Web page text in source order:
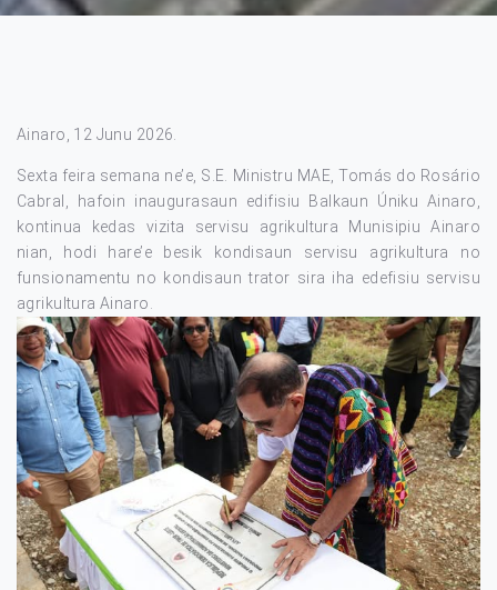
Ainaro, 12 Junu 2026.
Sexta feira semana ne’e, S.E. Ministru MAE, Tomás do Rosário
Cabral, hafoin inaugurasaun edifisiu Balkaun Úniku Ainaro,
kontinua kedas vizita servisu agrikultura Munisipiu Ainaro
nian, hodi hare’e besik kondisaun servisu agrikultura no
funsionamentu no kondisaun trator sira iha edefisiu servisu
agrikultura Ainaro.